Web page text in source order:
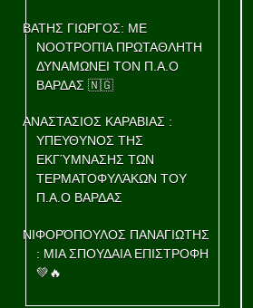
ΒΑΤΗΣ ΓΙΩΡΓΟΣ: ΜΕ
ΝΟΟΤΡΟΠΊΑ ΠΡΩΤΑΘΛΗΤΗ
ΔΥΝΑΜΩΝΕΙ ΤΟΝ Π.Α.Ο
ΒΑΡΔΑΣ 🇳🇬
ΑΝΑΣΤΑΣΙΟΣ ΚΑΡΑΒΙΑΣ :
ΥΠΕΥΘΥΝΟΣ ΤΗΣ
ΕΚΓΎΜΝΑΣΗΣ ΤΩΝ
ΤΕΡΜΑΤΟΦΥΛΆΚΩΝ ΤΟΥ
Π.Α.Ο ΒΑΡΔΑΣ
ΝΙΦΟΡΌΠΟΥΛΟΣ ΠΑΝΑΓΙΩΤΗΣ
: ΜΙΑ ΣΠΟΥΔΑΙΑ ΕΠΙΣΤΡΟΦΗ
💚🔥